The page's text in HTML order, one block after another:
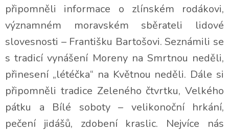
připomněli informace o zlínském rodákovi,
významném moravském sběrateli lidové
slovesnosti – Františku Bartošovi. Seznámili se
s tradicí vynášení Moreny na Smrtnou neděli,
přinesení „létéčka“ na Květnou neděli. Dále si
připomněli tradice Zeleného čtvrtku, Velkého
pátku a Bílé soboty – velikonoční hrkání,
pečení jidášů, zdobení kraslic. Nejvíce nás